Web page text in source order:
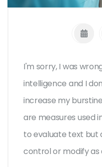
I'm sorry, I was
intelligence and I
increase my
are measures used
to evaluate text but
control or modify as